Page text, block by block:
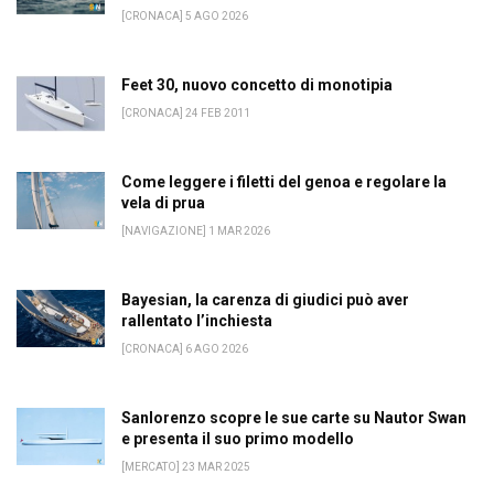
[CRONACA] 5 AGO 2026
Feet 30, nuovo concetto di monotipia
[CRONACA] 24 FEB 2011
Come leggere i filetti del genoa e regolare la
vela di prua
[NAVIGAZIONE] 1 MAR 2026
Bayesian, la carenza di giudici può aver
rallentato l’inchiesta
[CRONACA] 6 AGO 2026
Sanlorenzo scopre le sue carte su Nautor Swan
e presenta il suo primo modello
[MERCATO] 23 MAR 2025